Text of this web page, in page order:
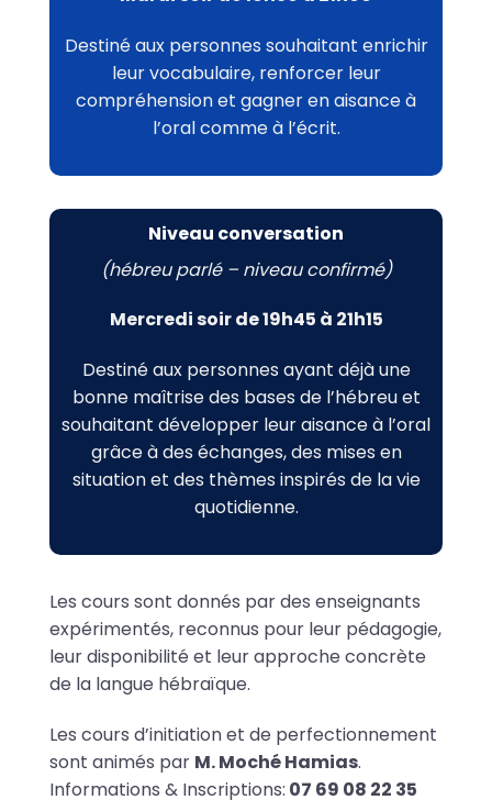
Destiné aux personnes souhaitant enrichir
leur vocabulaire, renforcer leur
compréhension et gagner en aisance à
l’oral comme à l’écrit.
Niveau conversation
(hébreu parlé – niveau confirmé)
Mercredi soir de 19h45 à 21h15
Destiné aux personnes ayant déjà une
bonne maîtrise des bases de l’hébreu et
souhaitant développer leur aisance à l’oral
grâce à des échanges, des mises en
situation et des thèmes inspirés de la vie
quotidienne.
Les cours sont donnés par des enseignants
expérimentés, reconnus pour leur pédagogie,
leur disponibilité et leur approche concrète
de la langue hébraïque.
Les cours d’initiation et de perfectionnement
sont animés par M. Moché Hamias.
Informations & Inscriptions: 07 69 08 22 35